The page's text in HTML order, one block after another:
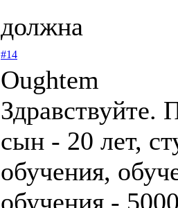
должна
#14
Oughtem
Здравствуйте.
сын - 20 лет,
обучения,
обучения -